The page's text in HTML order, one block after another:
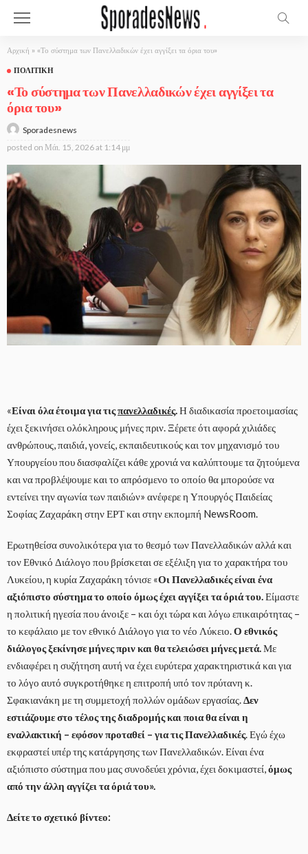
Αρχική » «Το σύστημα των Πανελλαδικών έχει αγγίξει τα όρια του»
ΠΟΛΙΤΙΚΉ
«Το σύστημα των Πανελλαδικών έχει αγγίξει τα
όρια του»
Sporadesnews
posted on Μάι. 15, 2026 at 1:14 μμ
«Είναι όλα έτοιμα για τιςπανελλαδικές.Η διαδικασία προετοιμασίας
έχει ξεκινήσει ολόκληρους μήνες πριν. Ξέρετε ότι αφορά χιλιάδες
ανθρώπους, παιδιά, γονείς, εκπαιδευτικούς και τον μηχανισμό του
Υπουργείου που διασφαλίζει κάθε χρονιά να καλύπτουμε τα ζητούμενα
και να προβλέψουμε και το απρόσμενο το οποίο θα μπορούσε να
εντείνει την αγωνία των παιδιών» ανέφερε η Υπουργός Παιδείας
Σοφίας Ζαχαράκη στην ΕΡΤ και στην εκπομπή NewsRoom.
Ερωτηθείσα συνολικότερα για το θεσμό των Πανελλαδικών αλλά και
τον Εθνικό Διάλογο που βρίσκεται σε εξέλιξη για το χαρακτήρα του
Λυκείου, η κυρία Ζαχαράκη τόνισε «Οι Πανελλαδικές είναι ένα
αξιόπιστο σύστημα το οποίο όμως έχει αγγίξει τα όριά του.Είμαστε
η πολιτική ηγεσία που άνοιξε – και όχι τώρα και λόγω επικαιρότητας –
το κεφάλαιο με τον εθνικό Διάλογο για το νέο Λύκειο.Ο εθνικός
διάλογος ξεκίνησε μήνες πριν και θα τελειώσει μήνες μετά.Με
ενδιαφέρει η συζήτηση αυτή να έχει ευρύτερα χαρακτηριστικά και για
το λόγο αυτό συγκροτήθηκε η επιτροπή υπό τον πρύτανη κ.
Σφακιανάκη με τη συμμετοχή πολλών ομάδων εργασίας.Δεν
εστιάζουμε στο τέλος της διαδρομής και ποια θα είναι η
εναλλακτική – εφόσον προταθεί – για τις Πανελλαδικές. Εγώ έχω
εκφραστεί υπέρ της κατάργησης των Πανελλαδικών. Είναι ένα
αξιόπιστο σύστημα που μας συνοδεύει χρόνια, έχει δοκιμαστεί,όμως
από την άλλη αγγίζει τα όριά του».
Δείτε το σχετικό βίντεο: